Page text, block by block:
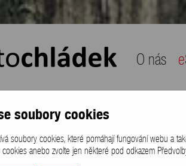
O nás
Přihlášení
eShop>Oleje a maziva>Motorové
soubory cookies
soubory cookies, které pomáhají fungování webu a
anebo zvolte jen některé pod odkazem